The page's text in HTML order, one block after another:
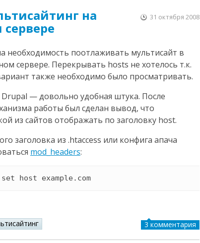
на 31 октября 2008
необходимость поотлаживать мультисайт в
сервере. Перекрывать hosts не хотелось т.к.
также необходимо было просматривать.
— довольно удобная штука. После
работы был сделан вывод, что
из сайтов отображать по заголовку host.
заголовка из .htaccess или конфига апача
mod_headers:
3 комментария